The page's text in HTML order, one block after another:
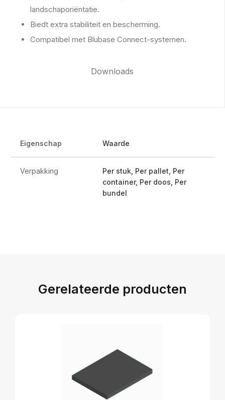
Downloads
landschaporiëntatie.
Biedt extra stabiliteit en bescherming.
Compatibel met Blubase Connect-systemen.
Eigenschap Waarde
Verpakking
Per stuk, Per pallet, Per
container, Per doos, Per
bundel
Gerelateerde producten